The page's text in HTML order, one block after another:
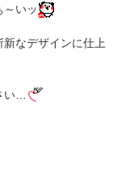
～いッ
新なデザインに仕上
い…